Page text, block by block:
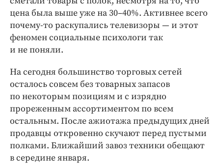
цена была выше уже на 30–40%. Активнее всего
почему-то раскупались телевизоры — и этот
феномен социальные психологи так
и не поняли.
На сегодня большинство торговых сетей
осталось совсем без товарных запасов
по некоторым позициям и с изрядно
прореженным ассортиментом по всем
остальным. После ажиотажа предыдущих дней
продавцы откровенно скучают перед пустыми
полками. Ближайший завоз техники обещают
в середине января.